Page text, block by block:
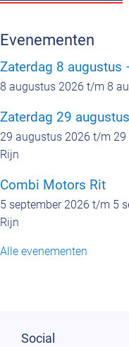
Evenementen
Zaterdag 8 augustus
8 augustus 2026 t/m 8
Zaterdag 29
29 augustus 2026 t/m
Rijn
Combi Motors Rit
5 september 2026 t/m 5
Rijn
Alle evenementen
Social